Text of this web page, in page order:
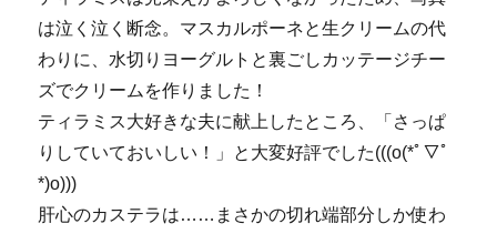
は泣く泣く断念。マスカルポーネと生クリームの代
わりに、水切りヨーグルトと裏ごしカッテージチー
ズでクリームを作りました！
ティラミス大好きな夫に献上したところ、「さっぱ
りしていておいしい！」と大変好評でした(((o(*ﾟ▽ﾟ
*)o)))
肝心のカステラは……まさかの切れ端部分しか使わ